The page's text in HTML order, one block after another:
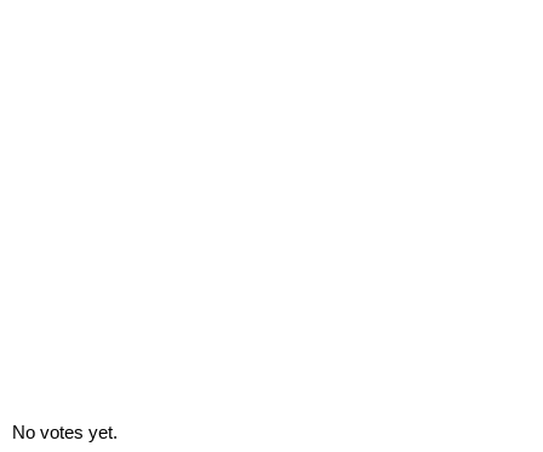
No votes yet.